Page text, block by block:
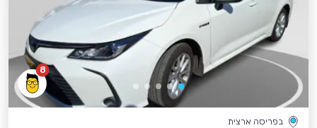
8
בפריסה ארצית